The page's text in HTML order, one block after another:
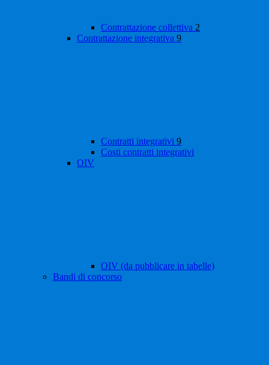
Contrattazione collettiva 2
Contrattazione integrativa 9
Contratti integrativi 9
Costi contratti integrativi
OIV
OIV (da pubblicare in tabelle)
Bandi di concorso